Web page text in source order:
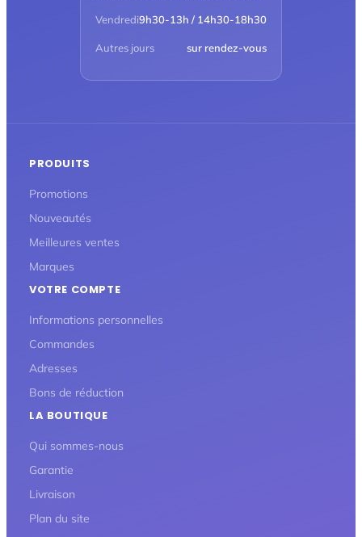
Vendredi9h30-13h / 14h30-18h30
Autres jours sur rendez-vous
PRODUITS
Promotions
Nouveautés
Meilleures ventes
Marques
VOTRE COMPTE
Informations personnelles
Commandes
Adresses
Bons de réduction
LA BOUTIQUE
Qui sommes-nous
Garantie
Livraison
Plan du site